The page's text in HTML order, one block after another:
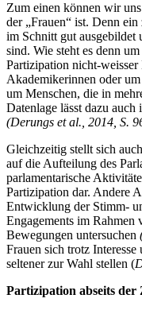
Zum einen können wir
der „Frauen“ ist. Denn
im Schnitt gut ausgebildet
sind. Wie steht es denn
Partizipation nicht-
Akademikerinnen oder
um Menschen, die in
Datenlage lässt dazu
(Derungs et al., 2014, S.
Gleichzeitig stellt sich
auf die Aufteilung des
parlamentarische
Partizipation dar. Andere
Entwicklung der Stimm-
Engagements im
Bewegungen untersuchen
Frauen sich trotz
seltener zur Wahl stellen (
Partizipation abseits der